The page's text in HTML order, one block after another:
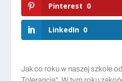
Pinterest 0
LinkedIn 0
Jak co roku w naszej szkole